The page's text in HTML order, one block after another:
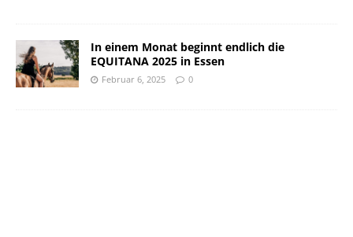
In einem Monat beginnt endlich die
EQUITANA 2025 in Essen
Februar 6, 2025 0